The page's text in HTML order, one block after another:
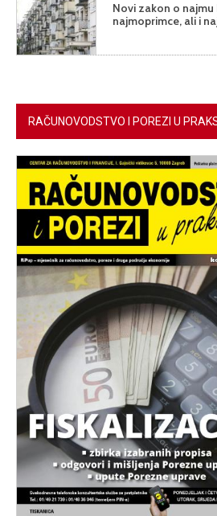
Novi zakon o
najmoprimce, ali i
RAČUNOVODSTVO I POREZI U